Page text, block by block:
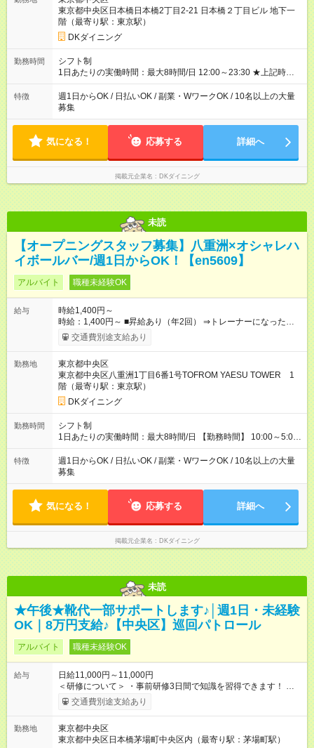
東京都中央区日本橋日本橋2丁目2-21 日本橋２丁目ビル 地下一
階（最寄り駅：東京駅）
DKダイニング
勤務時間
シフト制
1日あたりの実働時間：最大8時間/日 12:00～23:30 ★上記時間
から1日3h～OK ★週1日～OK◎ ※勤務時間の変動の可能性あり
※22時以降勤務は18歳以上(法令による) ■自由シフト制
特徴
週1日からOK / 日払いOK / 副業・WワークOK / 10名以上の大量
募集
気になる！ 応募する 詳細へ
掲載元企業名 DKダイニング
未読
【オープニングスタッフ募集】八重洲×オシャレハ
イボールバー/週1日からOK！【en5609】
アルバイト 職種未経験OK
給与
時給1,400円～
時給：1,400円～ ■昇給あり（年2回） ⇒トレーナーになった
ら… 通常時給+300円！！ ■食事補助あり◎ ■友人紹介制度あ
り ⇒最大3万円支給 ■高校生時給 ⇒通常時給より変更なし ■研修
25％UP↑ 【試用期間】試用期間なし
交通費別途支給あり
勤務地
東京都中央区
東京都中央区八重洲1丁目6番1号TOFROM YAESU TOWER 1
階（最寄り駅：東京駅）
DKダイニング
勤務時間
シフト制
1日あたりの実働時間：最大8時間/日 【勤務時間】 10:00～5:00
※上記時間から1日3時間～/週1日～OK◎ ※22時以降勤務は、18
歳以上(法令による) ■自由シフト制
特徴
週1日からOK / 日払いOK / 副業・WワークOK / 10名以上の大量
募集
気になる！ 応募する 詳細へ
掲載元企業名 DKダイニング
未読
★午後★靴代一部サポートします♪│週1日・未経験
OK｜8万円支給♪【中央区】巡回パトロール
アルバイト 職種未経験OK
給与
日給11,000円～11,000円
＜研修について＞ ・事前研修3日間で知識を習得できます！ 座
学研修で警備についてイチからレクチャー◎ スケジュールは3日
連続でなくてOKです。 ・熟練講師の講義で初めてでも安心！ ◆
(3日間21h)＋食事手当3000円(1日あたり1000円) ※1勤務終了
後、火曜〆翌週水曜支給 【試用期間】試用期間なし
交通費別途支給あり
勤務地
東京都中央区
東京都中央区日本橋茅場町中央区内（最寄り駅：茅場町駅）